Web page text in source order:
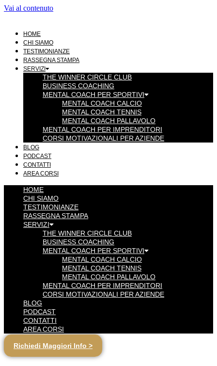
Vai al contenuto
HOME
CHI SIAMO
TESTIMONIANZE
RASSEGNA STAMPA
SERVIZI
THE WINNER CIRCLE CLUB
BUSINESS COACHING
MENTAL COACH PER SPORTIVI
MENTAL COACH CALCIO
MENTAL COACH TENNIS
MENTAL COACH PALLAVOLO
MENTAL COACH PER IMPRENDITORI
CORSI MOTIVAZIONALI PER AZIENDE
BLOG
PODCAST
CONTATTI
AREA CORSI
HOME
CHI SIAMO
TESTIMONIANZE
RASSEGNA STAMPA
SERVIZI
THE WINNER CIRCLE CLUB
BUSINESS COACHING
MENTAL COACH PER SPORTIVI
MENTAL COACH CALCIO
MENTAL COACH TENNIS
MENTAL COACH PALLAVOLO
MENTAL COACH PER IMPRENDITORI
CORSI MOTIVAZIONALI PER AZIENDE
BLOG
PODCAST
CONTATTI
AREA CORSI
Richiedi Maggiori Info >